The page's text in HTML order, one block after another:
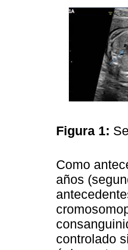
Figura 1:
Como
años
controlado